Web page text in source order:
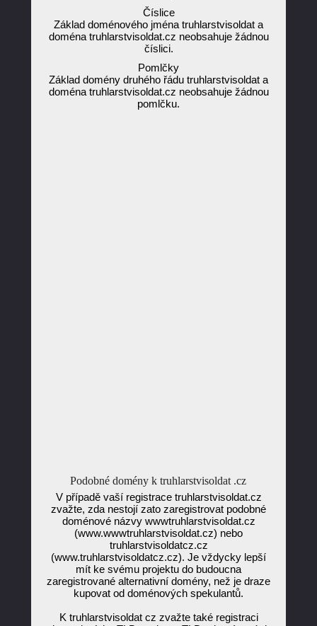
Číslice
Základ doménového jména truhlarstvisoldat a
doména truhlarstvisoldat.cz neobsahuje žádnou
číslici.
Pomlčky
Základ domény druhého řádu truhlarstvisoldat a
doména truhlarstvisoldat.cz neobsahuje žádnou
pomlčku.
Podobné domény k truhlarstvisoldat .cz
V případě vaší registrace truhlarstvisoldat.cz
zvažte, zda nestojí zato zaregistrovat podobné
doménové názvy wwwtruhlarstvisoldat.cz
(www.wwwtruhlarstvisoldat.cz) nebo
truhlarstvisoldatcz.cz
(www.truhlarstvisoldatcz.cz). Je vždycky lepší
mít ke svému projektu do budoucna
zaregistrované alternativní domény, než je draze
kupovat od doménových spekulantů.
K truhlarstvisoldat cz zvažte také registraci